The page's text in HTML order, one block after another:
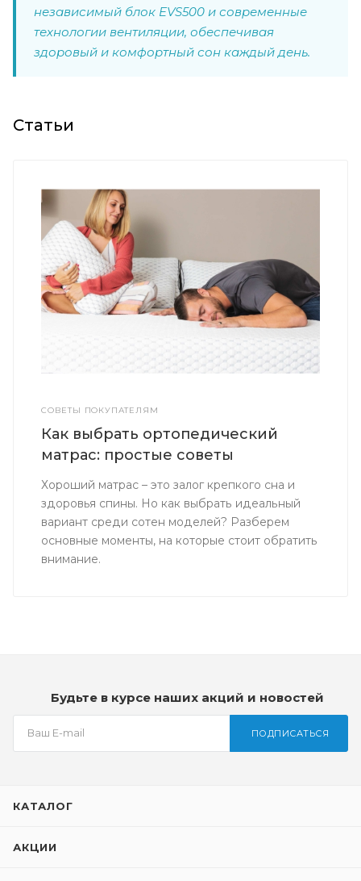
независимый блок EVS500 и современные
технологии вентиляции, обеспечивая
здоровый и комфортный сон каждый день.
Статьи
СОВЕТЫ ПОКУПАТЕЛЯМ
Как выбрать ортопедический
матрас: простые советы
Хороший матрас – это залог крепкого сна и
здоровья спины. Но как выбрать идеальный
вариант среди сотен моделей? Разберем
основные моменты, на которые стоит обратить
внимание.
Будьте в курсе наших акций и новостей
ПОДПИСАТЬСЯ
КАТАЛОГ
АКЦИИ